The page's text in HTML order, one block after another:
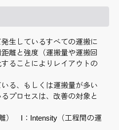
生しているすべての運搬に
離と強度（運搬量や運搬回
ることによりレイアウトの
る、もしくは運搬量が多い
プロセスは、改善の対象と
） I：Intensity（工程間の運